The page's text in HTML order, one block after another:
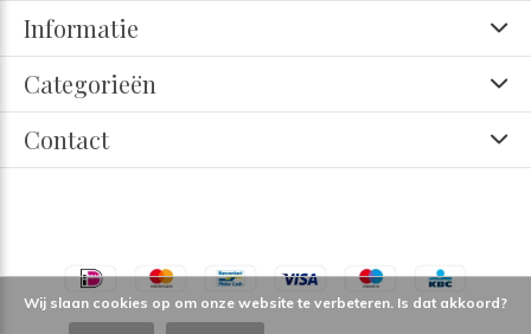
Informatie
Categorieën
Contact
Wij slaan cookies op om onze website te verbeteren. Is dat akkoord?